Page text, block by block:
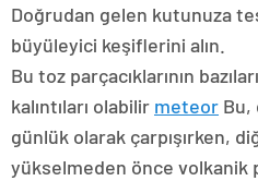
Doğrudan gelen kutunuza
büyüleyici keşiflerini alın.
Bu toz parçacıklarının
kalıntıları olabilir meteor Bu,
günlük olarak çarpışırken,
yükselmeden önce volkanik